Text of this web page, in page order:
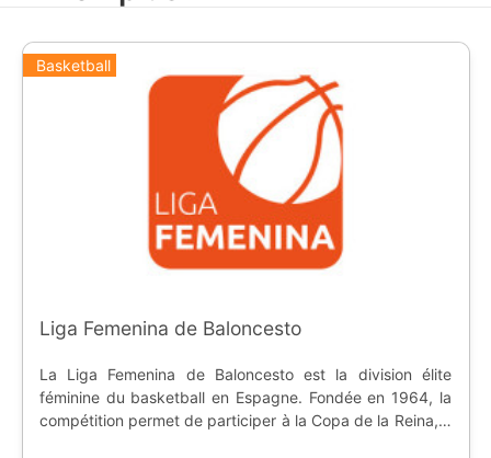
Basketball
Liga Femenina de Baloncesto
La Liga Femenina de Baloncesto est la division élite
féminine du basketball en Espagne. Fondée en 1964, la
compétition permet de participer à la Copa de la Reina, à